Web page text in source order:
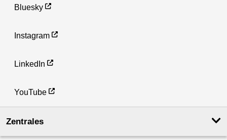
Bluesky
Instagram
LinkedIn
YouTube
Zentrales